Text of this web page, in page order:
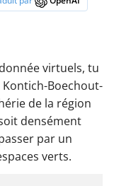
virtuels, tu
Boechout-
de la région
densément
par un
verts.